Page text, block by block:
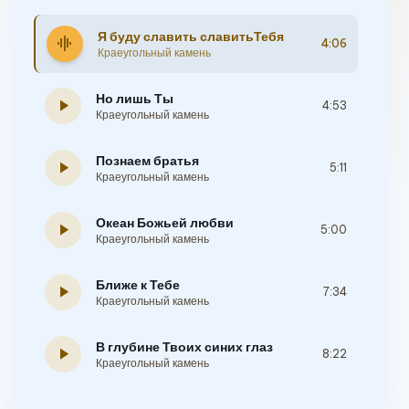
graphic_eq Я буду славить славитьТебя
Краеугольный камень
4:06
play_arrow Но лишь Ты
Краеугольный камень
4:53
play_arrow Познаем братья
Краеугольный камень
5:11
play_arrow Океан Божьей любви
Краеугольный камень
5:00
play_arrow Ближе к Тебе
Краеугольный камень
7:34
play_arrow В глубине Твоих синих глаз
Краеугольный камень
8:22